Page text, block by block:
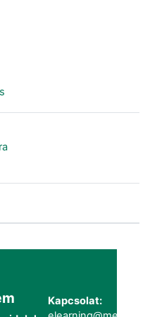
Kapcsolat: